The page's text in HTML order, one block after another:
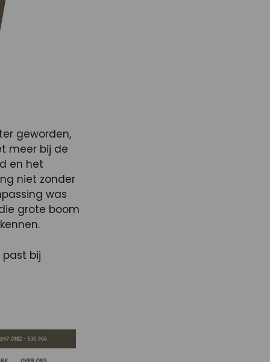
geworden,
meer bij de
en het
niet zonder
was
grote boom
bij